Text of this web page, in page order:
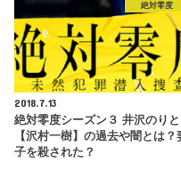
絶対零度
2018.7.13
絶対零度シーズン３ 井沢のりと
【沢村一樹】の過去や闇とは？
子を殺された？